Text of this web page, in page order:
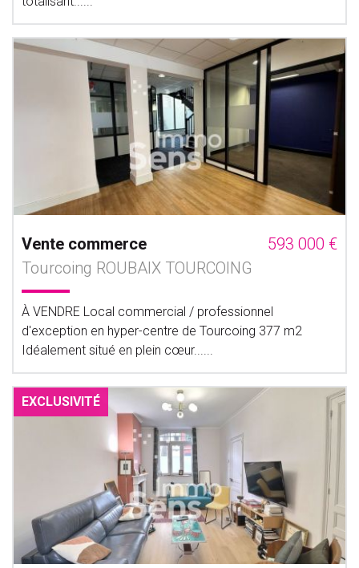
Vente commerce
593 000 €
Tourcoing ROUBAIX TOURCOING
À VENDRE Local commercial / professionnel
d'exception en hyper-centre de Tourcoing 377 m2
Idéalement situé en plein cœur......
EXCLUSIVITÉ